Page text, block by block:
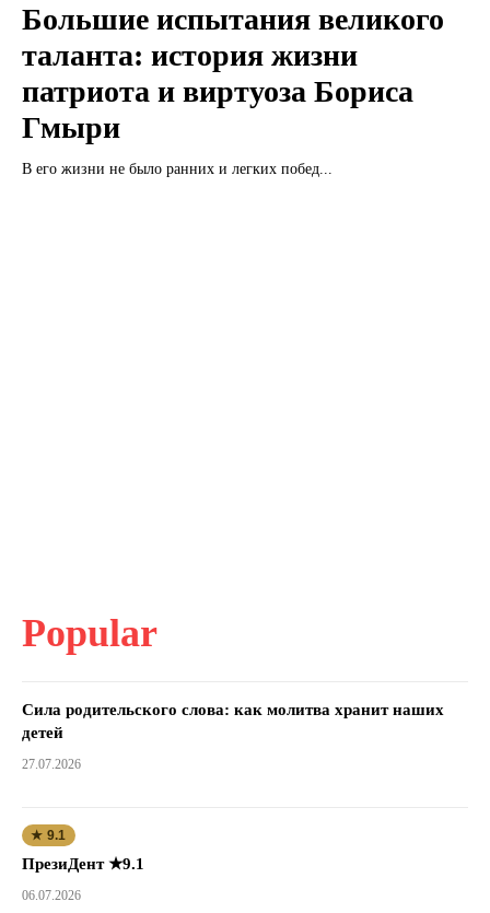
Большие испытания великого
таланта: история жизни
патриота и виртуоза Бориса
Гмыри
В его жизни не было ранних и легких побед...
Popular
Сила родительского слова: как молитва хранит наших
детей
27.07.2026
★ 9.1
ПрезиДент ★9.1
06.07.2026